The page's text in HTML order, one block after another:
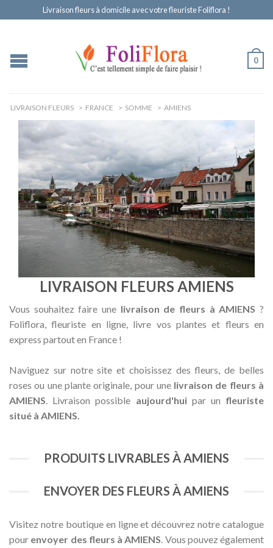
Livraison fleurs à domicile avec votre fleuriste Foliflora !
0
LIVRAISON FLEURS > FRANCE > SOMME > AMIENS
LIVRAISON FLEURS AMIENS
Vous souhaitez faire une livraison de fleurs à AMIENS ?
Foliflora, fleuriste en ligne, livre vos plantes et fleurs en
express partout en France !
Naviguez sur notre site et choisissez des fleurs, de belles
roses ou une plante originale, pour une livraison de fleurs à
AMIENS. Livraison possible aujourd'huipar un fleuriste
situé à AMIENS.
PRODUITS LIVRABLES À AMIENS
ENVOYER DES FLEURS À AMIENS
Visitez notre boutique en ligne et découvrez notre catalogue
pour envoyer des fleurs à AMIENS. Vous pouvez également